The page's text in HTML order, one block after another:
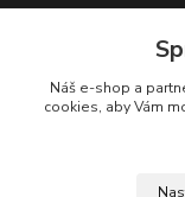
Kontakty
Náš e-shop a
cookies, aby Vám